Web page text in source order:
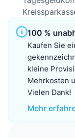
100 %
Kaufen Sie
kleine
Mehrkosten
Vielen Dank!
Mehr